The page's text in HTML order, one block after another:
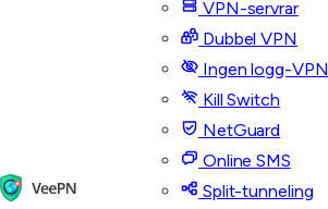
VPN-servrar
Dubbel VPN
Ingen logg-VPN
Kill Switch
NetGuard
Online SMS
Split-tunneling